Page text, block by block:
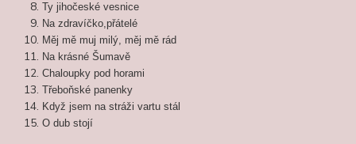
Ty jihočeské vesnice
Na zdravíčko,přátelé
Měj mě muj milý, měj mě rád
Na krásné Šumavě
Chaloupky pod horami
Třeboňské panenky
Když jsem na stráži vartu stál
O dub stojí